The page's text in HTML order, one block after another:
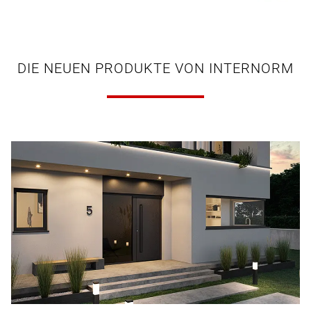
DIE NEUEN PRODUKTE VON INTERNORM